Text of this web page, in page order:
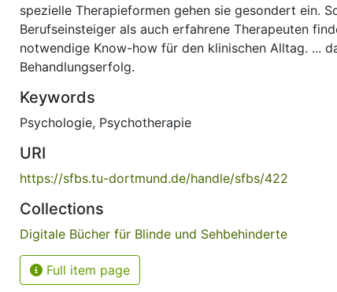
spezielle Therapieformen gehen sie gesondert ein.
Berufseinsteiger als auch erfahrene Therapeuten
notwendige Know-how für den klinischen Alltag. ...
Behandlungserfolg.
Keywords
Psychologie, Psychotherapie
URI
https://sfbs.tu-dortmund.de/handle/sfbs/422
Collections
Digitale Bücher für Blinde und Sehbehinderte
Full item page